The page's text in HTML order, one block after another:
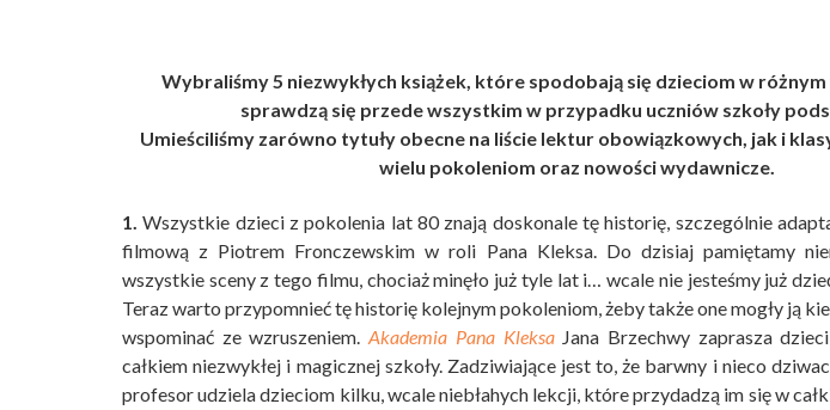
Wybraliśmy 5 niezwykłych książek, które spodobają się dzieciom w
sprawdzą się przede wszystkim w przypadku uczniów szkoły
Umieściliśmy zarówno tytuły obecne na liście lektur obowiązkowych, jak i
wielu pokoleniom oraz nowości wydawnicze.
1. Wszystkie dzieci z pokolenia lat 80 znają doskonale tę historię, szczególnie
filmową z Piotrem Fronczewskim w roli Pana Kleksa. Do dzisiaj pamiętamy
wszystkie sceny z tego filmu, chociaż minęło już tyle lat i… wcale nie jesteśmy już
Teraz warto przypomnieć tę historię kolejnym pokoleniom, żeby także one mogły ją
wspominać ze wzruszeniem.Akademia Pana KleksaJana Brzechwy zaprasza
całkiem niezwykłej i magicznej szkoły. Zadziwiające jest to, że barwny i nieco
profesor udziela dzieciom kilku, wcale niebłahych lekcji, które przydadzą im się w